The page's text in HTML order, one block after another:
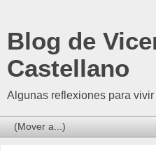
Blog de
Castellano
Algunas reflexiones para